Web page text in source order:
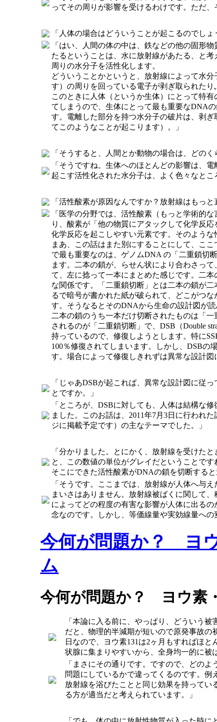
ってその周りが影響を受けるわけです。ただ
「人体の場合はどういうことが起こるのでしょ
「はい、人間の体の中は、鉄などの他の固形
たるということは、水に放射線があたる、と
周りの水分子を活性化します。
どういうことかというと、放射線によって水
す）の周りを回っている電子が剥ぎ取られた
このときに人体（というか生体）にとって特
てしまうので、生体にとって最も重要なDNA
す。電離した部分を持つ水分子の破片は、剥
てこのようなことが起こります）。」
「そうすると、人間とか動物の場合は、どの
「そうですね。生体へのほとんどの影響は、
起こす活性化された水分子は、よく色々なと
「活性酸素が原因なんですか？放射線はもっ
「医学の分野では、活性酸素（もっと学術的
り、酸素が「他の物質にアタックして化学反
化学反応を起こしやすい元素です。そのよう
まあ、この話はまた別にすることにして、こ
で最も重要なのは、ゲノムDNA の「二重鎖切
ます。二本の鎖が、らせん状により合わさっ
て、左に捻って一本にまとめた感じです。二
な関係です。「二重鎖切断」とは二本の鎖が
るで暗号が書かれた紙が破られて、どこがつ
す。そうなるとそのDNAから生命の設計図が
二本の鎖のうち一本だけ切断されたものは「一
されるのが「二重鎖切断」で、DSB（Double
持っているので、修復しようとします。特に
100％修復されてしまいます。しかし、DSBの
す。場合によって修復しきれずは異常な設計
「じゃあDSBが起これば、異常な設計図に従
とですか。」
「ところが、DSBに対しても、人体は結構な
ました。このお話は、2011年7月3日に行われた
ジに掲載予定です）の主なテーマでした。」
「分かりました。とにかく、放射線を受けた
と、この数値の単位がグレイだということで
そこにできた活性酸素がDNAの鎖を切断する
「そうです。ここまでは、放射線が人体へ与
まいさはありません。放射線被ばくに関して
によってどの程度の有害な影響が人体に出る
念なのです。しかし、等価線量や実効線量へ
今何が問題か？ ヨ
ム
今何が問題か？ ヨウ素
「本論に入る前に、やっぱり、どういう
だと、物理的半減期が短いので原発事故
日なので、ヨウ素131は2ヶ月もすればほ
状腺に集まりやすいから、全身均一的に被
「まさにその通りです。ですので、どの
問題にしているかで違ってくるのです。
放射線を浴びたことと同じ効果を持って
る方が適当だと考えられています。」